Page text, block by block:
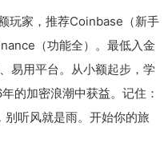
玩家，推荐Coinbase（新手
（功能全）。最低入金
易用平台。从小额起步，学
的加密浪潮中获益。记住：
别听风就是雨。开始你的旅